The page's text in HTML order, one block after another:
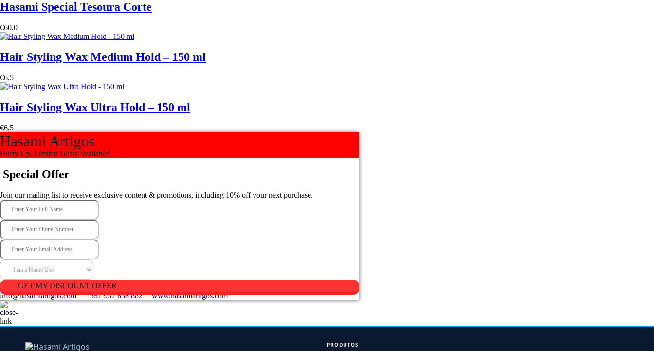
Hasami Special Tesoura Corte
€60,0
Hair Styling Wax Medium Hold – 150 ml
€6,5
Hair Styling Wax Ultra Hold – 150 ml
€6,5
Hasami Artigos
Hurry Up, Limited Deals Available!
Special Offer
Join our mailing list to receive exclusive content & promotions, including 10% off your next purchase.
GET MY DISCOUNT OFFER
info@hasamiartigos.com|+351 937 638 882|www.hasamiartigos.com
PRODUTOS